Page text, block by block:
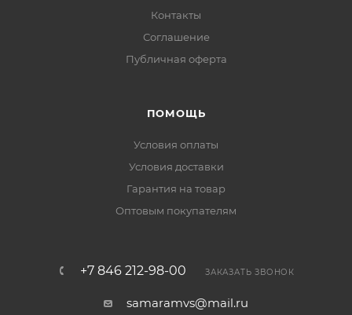
Контакты
Соглашение
Публичная оферта
ПОМОЩЬ
Условия оплаты
Условия доставки
Гарантия на товар
Оптовым покупателям
+7 846 212-98-00 ЗАКАЗАТЬ ЗВОНОК
samaramvs@mail.ru